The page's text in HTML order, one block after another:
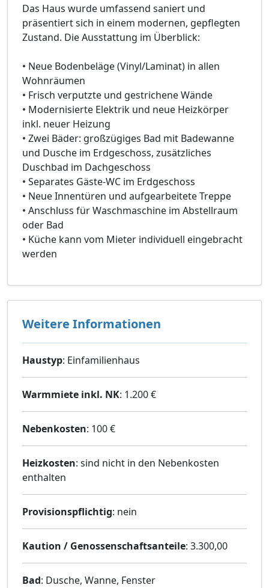
Das Haus wurde umfassend saniert und
präsentiert sich in einem modernen, gepflegten
Zustand. Die Ausstattung im Überblick:
• Neue Bodenbeläge (Vinyl/Laminat) in allen
Wohnräumen
• Frisch verputzte und gestrichene Wände
• Modernisierte Elektrik und neue Heizkörper
inkl. neuer Heizung
• Zwei Bäder: großzügiges Bad mit Badewanne
und Dusche im Erdgeschoss, zusätzliches
Duschbad im Dachgeschoss
• Separates Gäste-WC im Erdgeschoss
• Neue Innentüren und aufgearbeitete Treppe
• Anschluss für Waschmaschine im Abstellraum
oder Bad
• Küche kann vom Mieter individuell eingebracht
werden
Weitere Informationen
Haustyp: Einfamilienhaus
Warmmiete inkl. NK: 1.200 €
Nebenkosten: 100 €
Heizkosten: sind nicht in den Nebenkosten
enthalten
Provisionspflichtig: nein
Kaution / Genossenschaftsanteile: 3.300,00
Bad: Dusche, Wanne, Fenster